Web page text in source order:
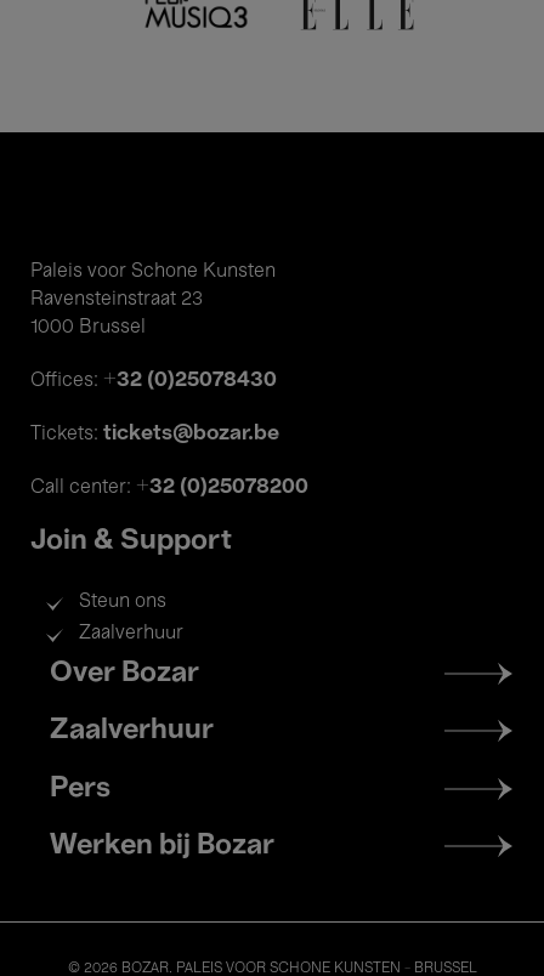
Paleis voor Schone Kunsten
Ravensteinstraat 23
1000 Brussel
Offices: +32 (0)25078430
Tickets: tickets@bozar.be
Call center: +32 (0)25078200
Join & Support
Steun ons
Zaalverhuur
Footer
menu
Over Bozar
Zaalverhuur
Pers
Werken bij Bozar
© 2026 BOZAR. PALEIS VOOR SCHONE KUNSTEN - BRUSSEL